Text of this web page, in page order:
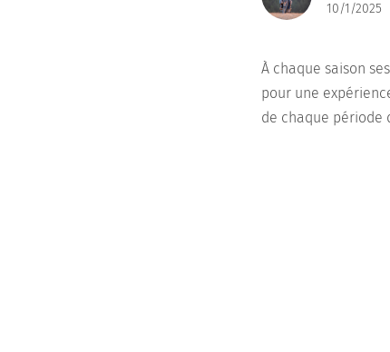
10/1/2025
À chaque saison
pour une
de chaque période